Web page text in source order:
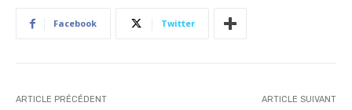
Facebook Twitter
ARTICLE PRÉCÉDENT ARTICLE SUIVANT